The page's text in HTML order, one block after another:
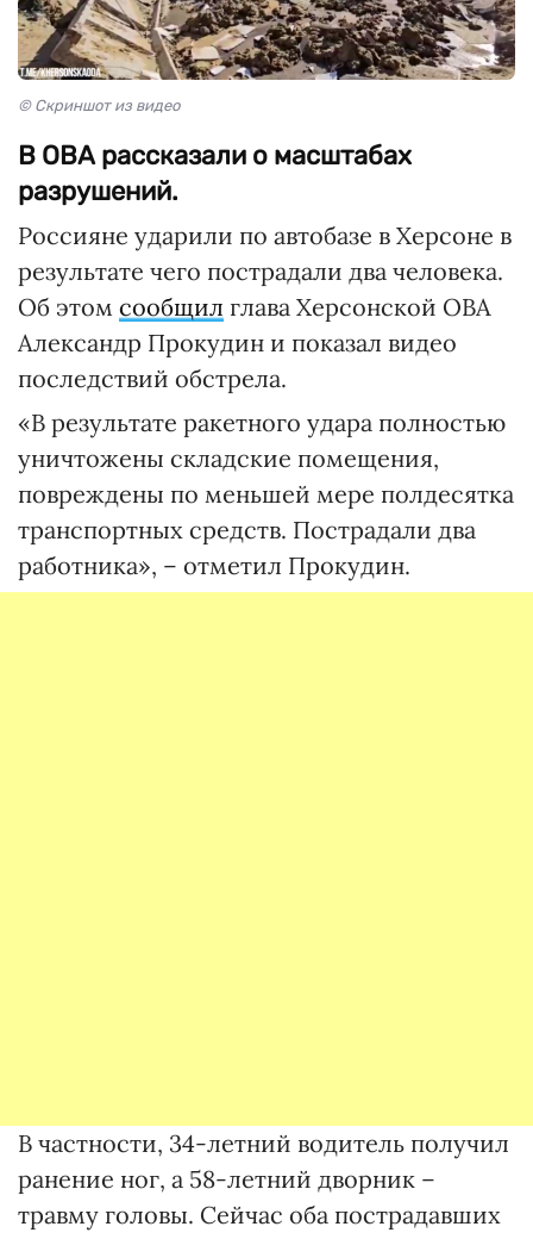
© Скриншот из видео
В ОВА рассказали о масштабах
разрушений.
Россияне ударили по автобазе в Херсоне в
результате чего пострадали два человека.
Об этом сообщил глава Херсонской ОВА
Александр Прокудин и показал видео
последствий обстрела.
«В результате ракетного удара полностью
уничтожены складские помещения,
повреждены по меньшей мере полдесятка
транспортных средств. Пострадали два
работника», – отметил Прокудин.
В частности, 34-летний водитель получил
ранение ног, а 58-летний дворник –
травму головы. Сейчас оба пострадавших